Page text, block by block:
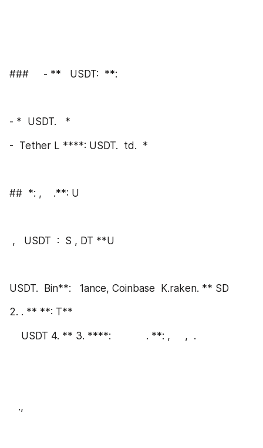
###     - **   USDT:  **:
- *  USDT.   *
-  Tether L ****: USDT.  td.  *
##  *: ,    .**: U
,   USDT  :  S , DT **U
USDT.  Bin**:   1ance, Coinbase  K.raken. ** SD
2. . ** **: T**
    USDT 4. ** 3. ****:            . **: ,     ,  .
   .,